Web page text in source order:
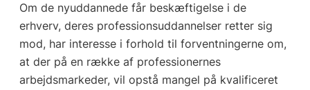
Om de nyuddannede får beskæftigelse i de
erhverv, deres professionsuddannelser retter sig
mod, har interesse i forhold til forventningerne om,
at der på en række af professionernes
arbejdsmarkeder, vil opstå mangel på kvalificeret